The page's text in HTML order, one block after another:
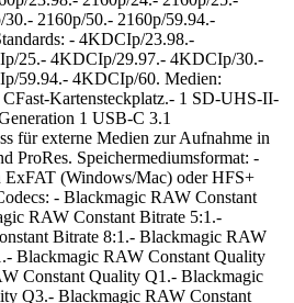
2160p/50.- 2160p/59.94.-
- 4KDCIp/23.98.-
25.- 4KDCIp/29.97.- 4KDCIp/30.-
59.94.- 4KDCIp/60. Medien:
CFast-Kartensteckplatz.- 1 SD-UHS-II-
1 USB-C 3.1
für externe Medien zur Aufnahme in
ProRes. Speichermediumsformat: -
ExFAT (Windows/Mac) oder HFS+
- Blackmagic RAW Constant
RAW Constant Bitrate 5:1.-
Bitrate 8:1.- Blackmagic RAW
Blackmagic RAW Constant Quality
Constant Quality Q1.- Blackmagic
Q3.- Blackmagic RAW Constant